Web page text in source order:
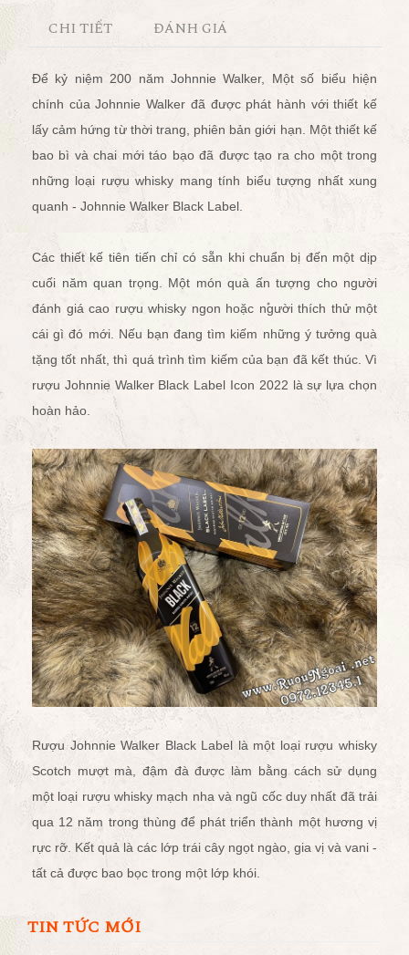
CHI TIẾT ĐÁNH GIÁ
Để kỷ niệm 200 năm Johnnie Walker, Một số biểu hiện
chính của Johnnie Walker đã được phát hành với thiết kế
lấy cảm hứng từ thời trang, phiên bản giới hạn. Một thiết kế
bao bì và chai mới táo bạo đã được tạo ra cho một trong
những loại rượu whisky mang tính biểu tượng nhất xung
quanh - Johnnie Walker Black Label.
Các thiết kế tiên tiến chỉ có sẵn khi chuẩn bị đến một dịp
cuối năm quan trọng. Một món quà ấn tượng cho người
đánh giá cao rượu whisky ngon hoặc người thích thử một
cái gì đó mới. Nếu bạn đang tìm kiếm những ý tưởng quà
tặng tốt nhất, thì quá trình tìm kiếm của bạn đã kết thúc. Vì
rượu Johnnie Walker Black Label Icon 2022 là sự lựa chọn
hoàn hảo.
Rượu Johnnie Walker Black Label là một loại rượu whisky
Scotch mượt mà, đậm đà được làm bằng cách sử dụng
một loại rượu whisky mạch nha và ngũ cốc duy nhất đã trải
qua 12 năm trong thùng để phát triển thành một hương vị
rực rỡ. Kết quả là các lớp trái cây ngọt ngào, gia vị và vani -
tất cả được bao bọc trong một lớp khói.
TIN TỨC MỚI